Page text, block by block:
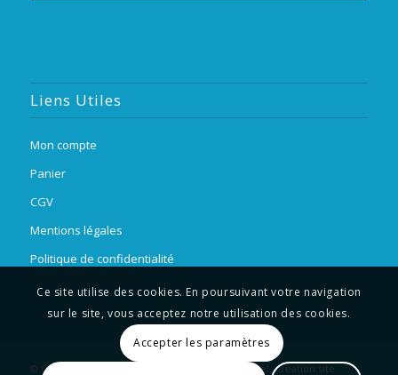
Charger plus Suivre sur Instagram
Liens Utiles
Mon compte
Panier
CGV
Mentions légales
Politique de confidentialité
© Copyright - Aventure sous marine Saint-Raphaël. Création site
Ce site utilise des cookies. En poursuivant votre navigation
sur le site, vous acceptez notre utilisation des cookies.
Accepter les paramètres